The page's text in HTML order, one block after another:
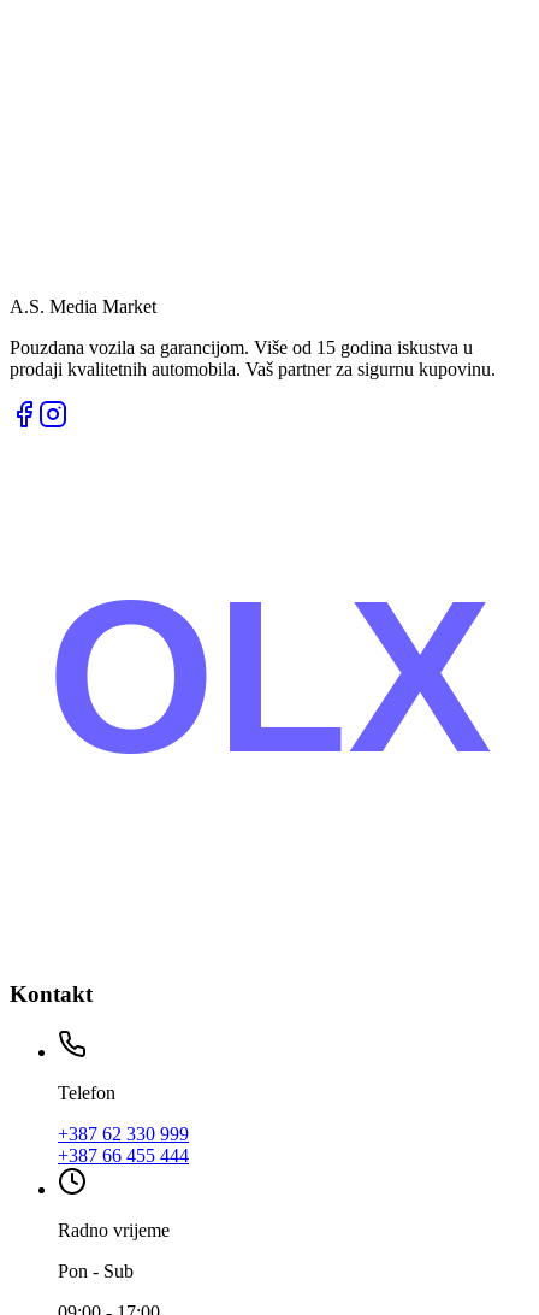
A.S. Media Market
Pouzdana vozila sa garancijom. Više od 15 godina iskustva u
prodaji kvalitetnih automobila. Vaš partner za sigurnu kupovinu.
OLX
Kontakt
Telefon
+387 62 330 999
+387 66 455 444
Radno vrijeme
Pon - Sub